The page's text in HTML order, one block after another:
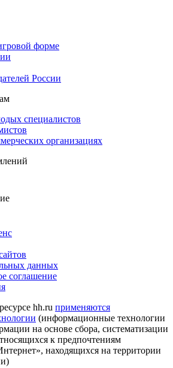
форме
России
специалистов
организациях
данных
соглашение
hh.ru применяются
(информационные технологии
на основе сбора, систематизации
к предпочтениям
находящихся на территории